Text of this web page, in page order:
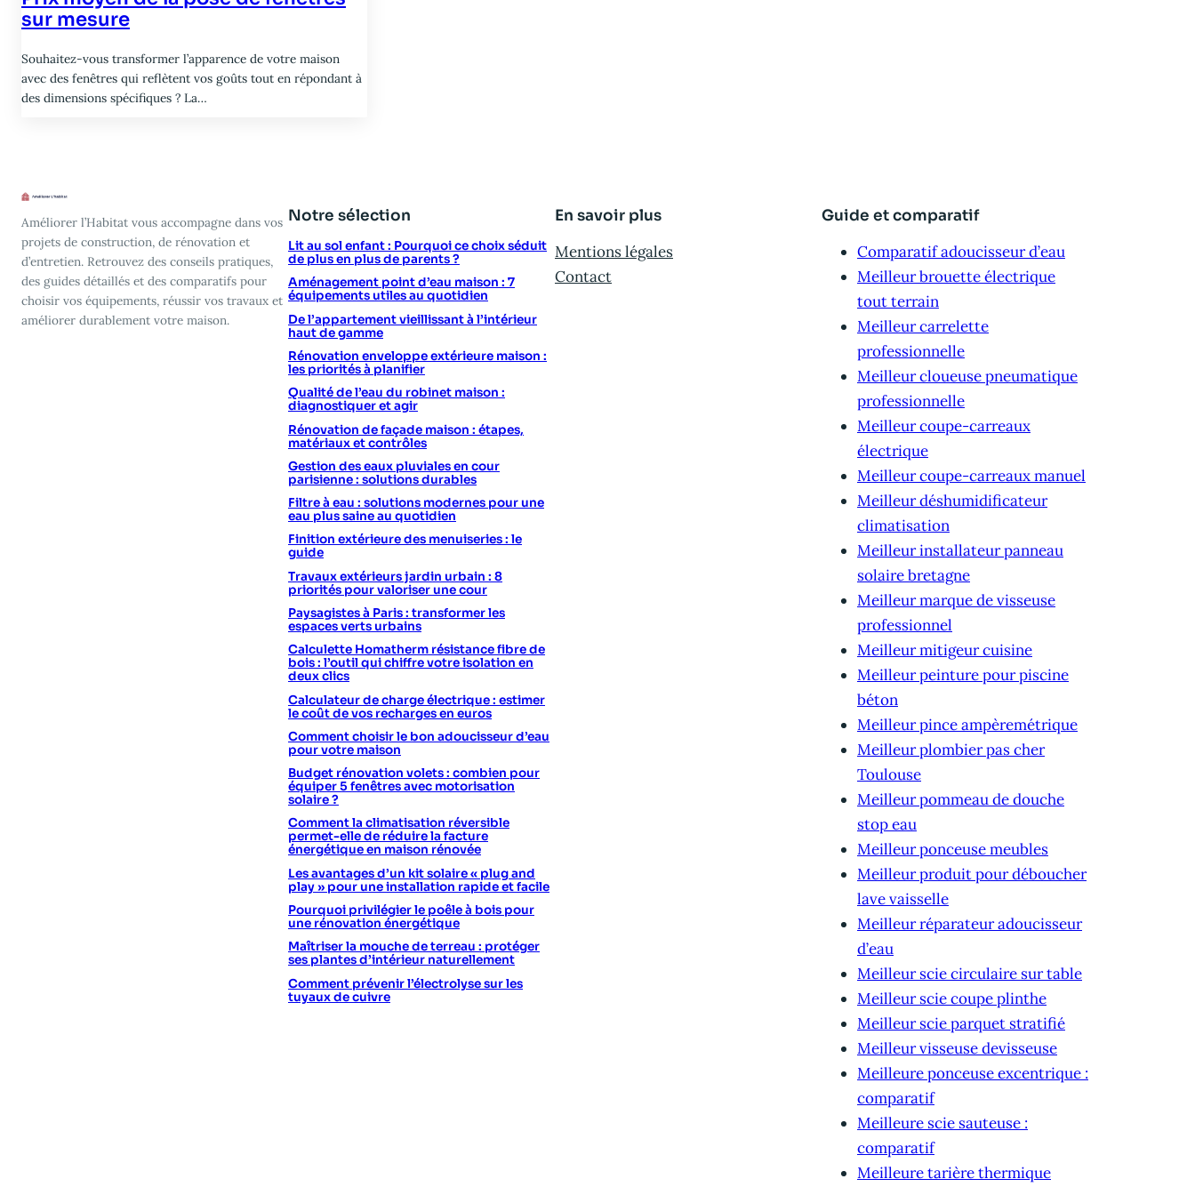
sur mesure
Souhaitez-vous transformer l’apparence de votre maison
avec des fenêtres qui reflètent vos goûts tout en répondant à
des dimensions spécifiques ? La…
Améliorer l’Habitat vous accompagne dans vos
projets de construction, de rénovation et
d’entretien. Retrouvez des conseils pratiques,
des guides détaillés et des comparatifs pour
choisir vos équipements, réussir vos travaux et
améliorer durablement votre maison.
Notre sélection
Lit au sol enfant : Pourquoi ce choix séduit
de plus en plus de parents ?
Aménagement point d’eau maison : 7
équipements utiles au quotidien
De l’appartement vieillissant à l’intérieur
haut de gamme
Rénovation enveloppe extérieure maison :
les priorités à planifier
Qualité de l’eau du robinet maison :
diagnostiquer et agir
Rénovation de façade maison : étapes,
matériaux et contrôles
Gestion des eaux pluviales en cour
parisienne : solutions durables
Filtre à eau : solutions modernes pour une
eau plus saine au quotidien
Finition extérieure des menuiseries : le
guide
Travaux extérieurs jardin urbain : 8
priorités pour valoriser une cour
Paysagistes à Paris : transformer les
espaces verts urbains
Calculette Homatherm résistance fibre de
bois : l’outil qui chiffre votre isolation en
deux clics
Calculateur de charge électrique : estimer
le coût de vos recharges en euros
Comment choisir le bon adoucisseur d’eau
pour votre maison
Budget rénovation volets : combien pour
équiper 5 fenêtres avec motorisation
solaire ?
Comment la climatisation réversible
permet-elle de réduire la facture
énergétique en maison rénovée
Les avantages d’un kit solaire « plug and
play » pour une installation rapide et facile
Pourquoi privilégier le poêle à bois pour
une rénovation énergétique
Maîtriser la mouche de terreau : protéger
ses plantes d’intérieur naturellement
Comment prévenir l’électrolyse sur les
tuyaux de cuivre
En savoir plus
Mentions légales
Contact
Guide et comparatif
Comparatif adoucisseur d’eau
Meilleur brouette électrique
tout terrain
Meilleur carrelette
professionnelle
Meilleur cloueuse pneumatique
professionnelle
Meilleur coupe-carreaux
électrique
Meilleur coupe-carreaux manuel
Meilleur déshumidificateur
climatisation
Meilleur installateur panneau
solaire bretagne
Meilleur marque de visseuse
professionnel
Meilleur mitigeur cuisine
Meilleur peinture pour piscine
béton
Meilleur pince ampèremétrique
Meilleur plombier pas cher
Toulouse
Meilleur pommeau de douche
stop eau
Meilleur ponceuse meubles
Meilleur produit pour déboucher
lave vaisselle
Meilleur réparateur adoucisseur
d’eau
Meilleur scie circulaire sur table
Meilleur scie coupe plinthe
Meilleur scie parquet stratifié
Meilleur visseuse devisseuse
Meilleure ponceuse excentrique :
comparatif
Meilleure scie sauteuse :
comparatif
Meilleure tarière thermique